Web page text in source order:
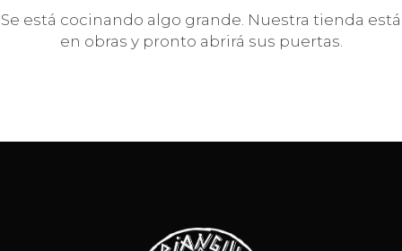
Se está cocinando algo grande. Nuestra tienda está
en obras y pronto abrirá sus puertas.